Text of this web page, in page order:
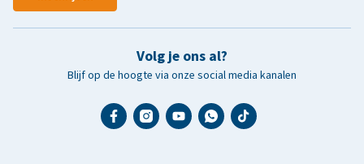
Volg je ons al?
Blijf op de hoogte via onze social media kanalen